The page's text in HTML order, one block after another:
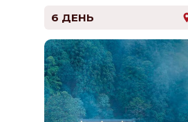
гейш.
6 ДЕНЬ